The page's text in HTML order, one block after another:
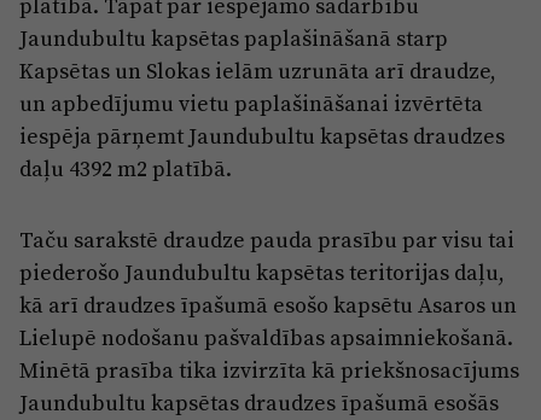
Jaundubultu kapsētas paplašināšanā starp
Kapsētas un Slokas ielām uzrunāta arī draudze,
un apbedījumu vietu paplašināšanai izvērtēta
iespēja pārņemt Jaundubultu kapsētas draudzes
daļu 4392 m2 platībā.
Taču sarakstē draudze pauda prasību par visu tai
piederošo Jaundubultu kapsētas teritorijas daļu,
kā arī draudzes īpašumā esošo kapsētu Asaros un
Lielupē nodošanu pašvaldības apsaimniekošanā.
Minētā prasība tika izvirzīta kā priekšnosacījums
Jaundubultu kapsētas draudzes īpašumā esošās